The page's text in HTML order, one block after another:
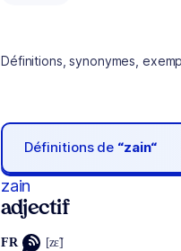
Définitions, synonymes,
Définitions de “zain“
zain
adjectif
FR [zɛ̃]